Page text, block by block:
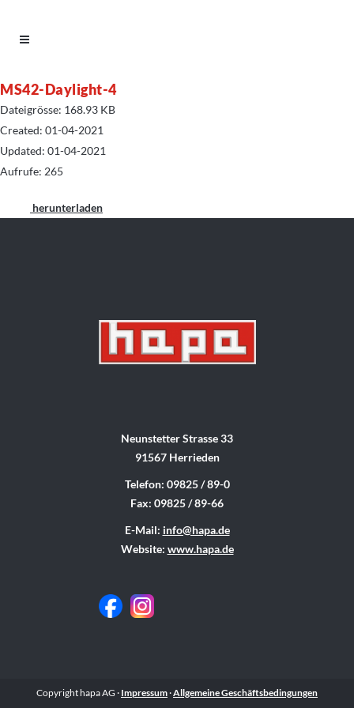
MS42-Daylight-4
Dateigrösse: 168.93 KB
Created: 01-04-2021
Updated: 01-04-2021
Aufrufe: 265
herunterladen
Neunstetter Strasse 33
91567 Herrieden
Telefon: 09825 / 89-0
Fax: 09825 / 89-66
E-Mail: info@hapa.de
Website: www.hapa.de
Copyright hapa AG · Impressum·Allgemeine Geschäftsbedingungen